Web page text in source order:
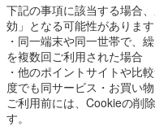
下記の事項に該当する場合
効」となる可能性があります
・同一端末や同一世帯で、
を複数回ご利用された場合
・他のポイントサイトや比
度でも同サービス・お買い
ご利用前には、Cookieの削
す。